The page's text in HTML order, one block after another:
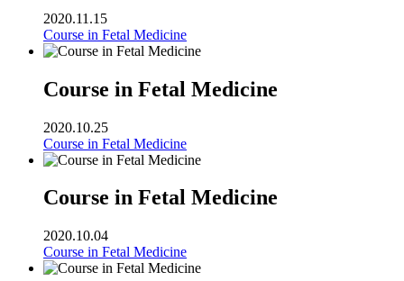
2020.11.15
Course in Fetal Medicine
Course in Fetal Medicine
2020.10.25
Course in Fetal Medicine
Course in Fetal Medicine
2020.10.04
Course in Fetal Medicine